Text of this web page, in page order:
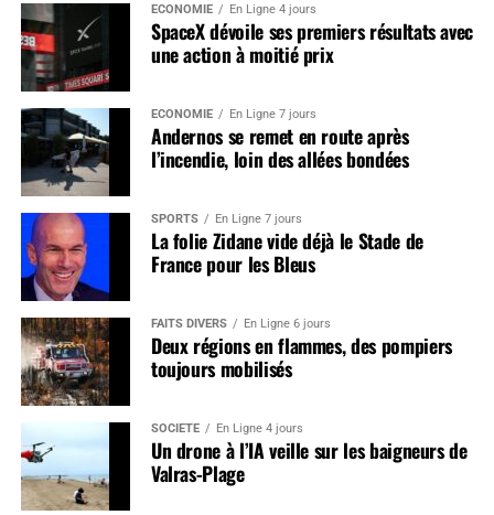
ÉCONOMIE En Ligne 4 jours
SpaceX dévoile ses premiers résultats avec
une action à moitié prix
ÉCONOMIE En Ligne 7 jours
Andernos se remet en route après
l’incendie, loin des allées bondées
SPORTS En Ligne 7 jours
La folie Zidane vide déjà le Stade de
France pour les Bleus
FAITS DIVERS En Ligne 6 jours
Deux régions en flammes, des pompiers
toujours mobilisés
SOCIÉTÉ En Ligne 4 jours
Un drone à l’IA veille sur les baigneurs de
Valras-Plage